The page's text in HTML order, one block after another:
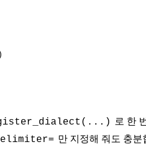
로 한
만 지정해 줘도 충분